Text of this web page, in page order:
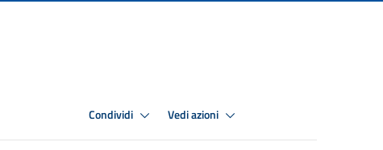
Condividi Vedi azioni